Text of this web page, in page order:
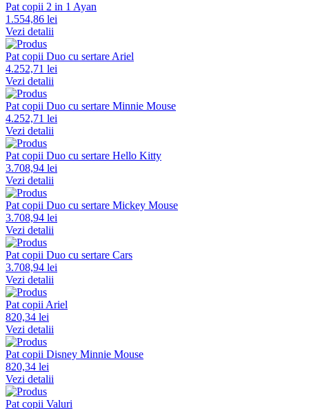
Pat copii 2 in 1 Ayan
1.554,86 lei
Vezi detalii
Pat copii Duo cu sertare Ariel
4.252,71 lei
Vezi detalii
Pat copii Duo cu sertare Minnie Mouse
4.252,71 lei
Vezi detalii
Pat copii Duo cu sertare Hello Kitty
3.708,94 lei
Vezi detalii
Pat copii Duo cu sertare Mickey Mouse
3.708,94 lei
Vezi detalii
Pat copii Duo cu sertare Cars
3.708,94 lei
Vezi detalii
Pat copii Ariel
820,34 lei
Vezi detalii
Pat copii Disney Minnie Mouse
820,34 lei
Vezi detalii
Pat copii Valuri